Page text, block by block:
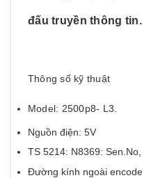
đấu truyền thông tin.
Thông số kỹ thuật
Model: 2500p8- L3.
Nguồn điện: 5V
TS 5214: N8369:
Đường kính ngoài